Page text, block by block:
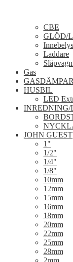
CBE
GLÖD/
Laddare
Gas
HUSBIL
LED
INREDNING/
JOHN GUEST
1"
1/2"
1/4"
1/8"
10mm
12mm
15mm
16mm
18mm
20mm
22mm
25mm
28mm
2mm